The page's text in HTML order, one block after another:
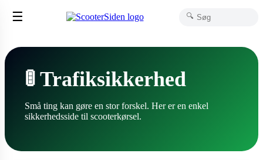
☰ 🔍
🚦 Trafiksikkerhed
Små ting kan gøre en stor forskel. Her er en enkel
sikkerhedsside til scooterkørsel.